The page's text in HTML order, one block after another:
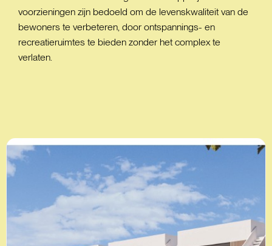
voorzieningen zijn bedoeld om de levenskwaliteit van de
bewoners te verbeteren, door ontspannings- en
recreatieruimtes te bieden zonder het complex te
verlaten.